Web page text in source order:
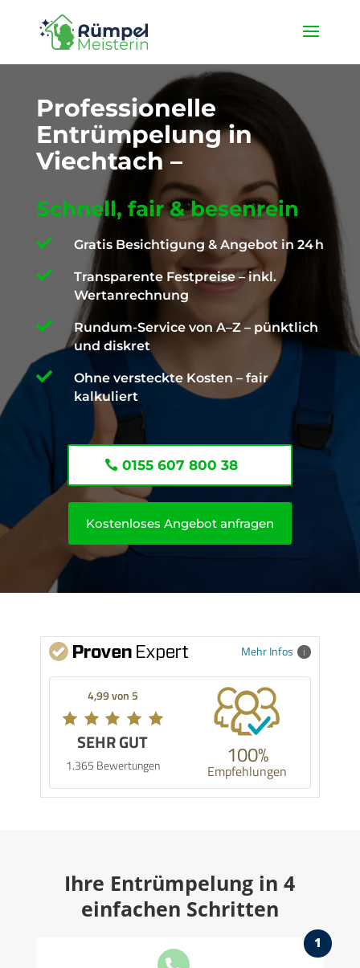
★ 4,9 / 5 ProvenExpert ✓ Deutschlandweit unterwegs ✉️
info@die-ruempelmeisterin.com
Professionelle
Entrümpelung in
Viechtach –
Schnell, fair & besenrein
 Gratis Besichtigung & Angebot in 24 h

Transparente Festpreise – inkl.
Wertanrechnung

Rundum-Service von A–Z – pünktlich
und diskret

Ohne versteckte Kosten – fair
kalkuliert
0155 607 800 38
Kostenloses Angebot anfragen
Mehr Infos
4,99 von 5
SEHR GUT
1.365 Bewertungen 100%
Empfehlungen
Ihre Entrümpelung in 4
einfachen Schritten
1